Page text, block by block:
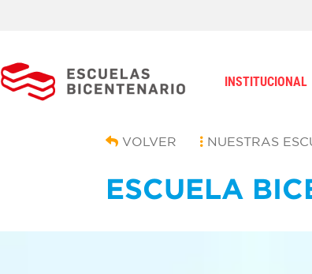
INSTITUCIONAL
VOLVER NUESTRAS
ESCUELA